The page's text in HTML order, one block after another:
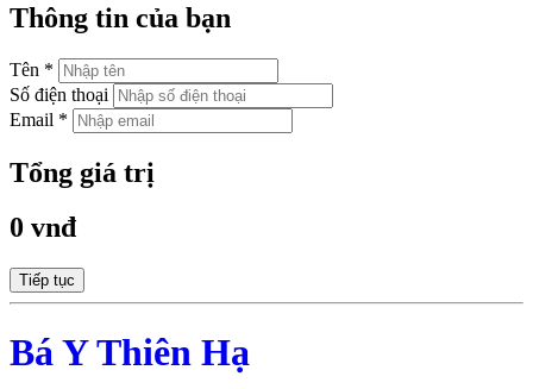
Thông tin của bạn
Tên *
Số điện thoại
Email *
Tổng giá trị
0 vnđ
Tiếp tục
Bá Y Thiên Hạ